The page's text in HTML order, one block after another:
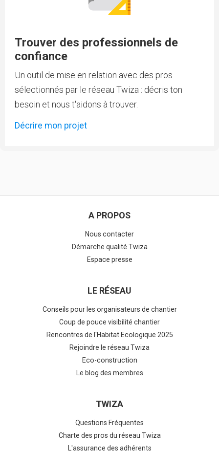
Trouver des professionnels de
confiance
Un outil de mise en relation avec des pros
sélectionnés par le réseau Twiza : décris ton
besoin et nous t'aidons à trouver.
Décrire mon projet
A PROPOS
Nous contacter
Démarche qualité Twiza
Espace presse
LE RÉSEAU
Conseils pour les organisateurs de chantier
Coup de pouce visibilité chantier
Rencontres de l'Habitat Ecologique 2025
Rejoindre le réseau Twiza
Eco-construction
Le blog des membres
TWIZA
Questions Fréquentes
Charte des pros du réseau Twiza
L'assurance des adhérents